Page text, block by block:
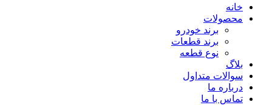
خانه
محصولات
برند خودرو
برند قطعات
نوع قطعه
بلاگ
سوالات متداول
درباره ما
تماس با ما